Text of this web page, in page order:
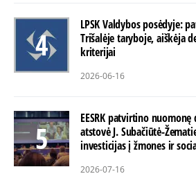
LPSK Valdybos posėdyje:
Trišalėje taryboje, aiškėja
kriterijai
2026-06-16
EESRK patvirtino
atstovė J. Subačiūtė-
investicijas į žmones ir
2026-07-16